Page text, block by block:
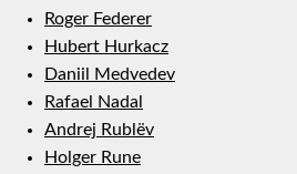
Roger Federer
Hubert Hurkacz
Daniil Medvedev
Rafael Nadal
Andrej Rublëv
Holger Rune